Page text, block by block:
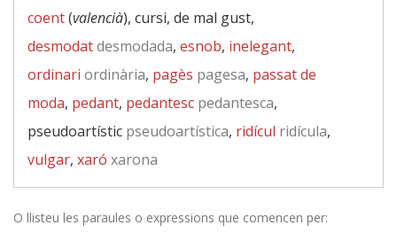
coent(valencià), cursi, de mal gust,
desmodatdesmodada, esnob, inelegant,
ordinari ordinària, pagès pagesa, passat de
moda, pedant, pedantesc pedantesca,
pseudoartístic pseudoartística, ridícul ridícula,
vulgar, xaró xarona
O llisteu les paraules o expressions que comencen per: